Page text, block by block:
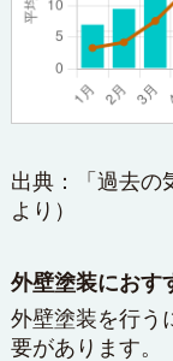
出典：「過去の
より）
外壁塗装におす
外壁塗装を行う
要があります。